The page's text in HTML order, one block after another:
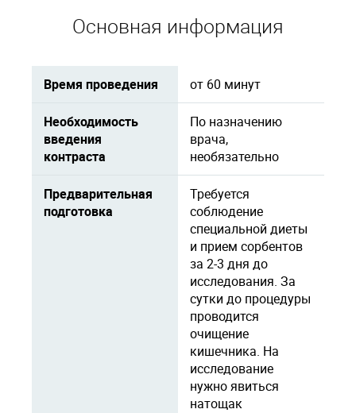
Основная информация
Время проведения от 60 минут
Необходимость
введения
контраста
По назначению
врача,
необязательно
Предварительная
подготовка
Требуется
соблюдение
специальной диеты
и прием сорбентов
за 2-3 дня до
исследования. За
сутки до процедуры
проводится
очищение
кишечника. На
исследование
нужно явиться
натощак